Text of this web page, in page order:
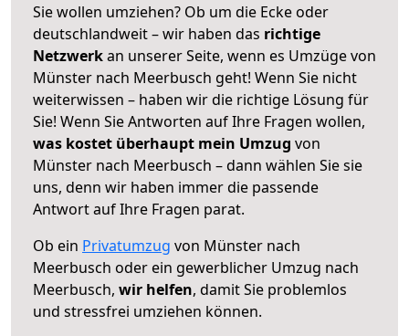
Sie wollen umziehen? Ob um die Ecke oder
deutschlandweit – wir haben das richtige
Netzwerkan unserer Seite, wenn es Umzüge von
Münster nach Meerbusch geht! Wenn Sie nicht
weiterwissen – haben wir die richtige Lösung für
Sie! Wenn Sie Antworten auf Ihre Fragen wollen,
was kostet überhaupt mein Umzug von
Münster nach Meerbusch – dann wählen Sie sie
uns, denn wir haben immer die passende
Antwort auf Ihre Fragen parat.
Ob ein Privatumzug von Münster nach
Meerbusch oder ein gewerblicher Umzug nach
Meerbusch, wir helfen, damit Sie problemlos
und stressfrei umziehen können.